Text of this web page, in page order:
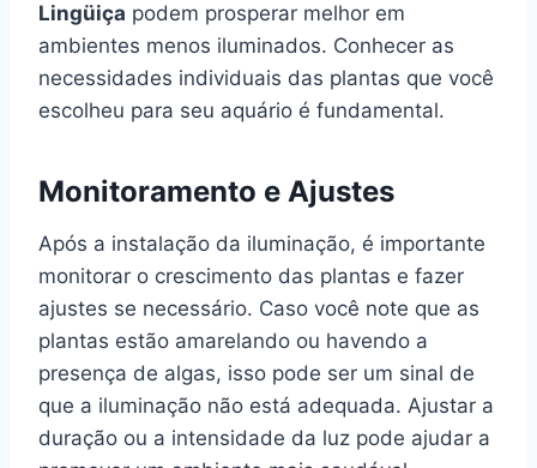
Lingüiça podem prosperar melhor em
ambientes menos iluminados. Conhecer as
necessidades individuais das plantas que você
escolheu para seu aquário é fundamental.
Monitoramento e Ajustes
Após a instalação da iluminação, é importante
monitorar o crescimento das plantas e fazer
ajustes se necessário. Caso você note que as
plantas estão amarelando ou havendo a
presença de algas, isso pode ser um sinal de
que a iluminação não está adequada. Ajustar a
duração ou a intensidade da luz pode ajudar a